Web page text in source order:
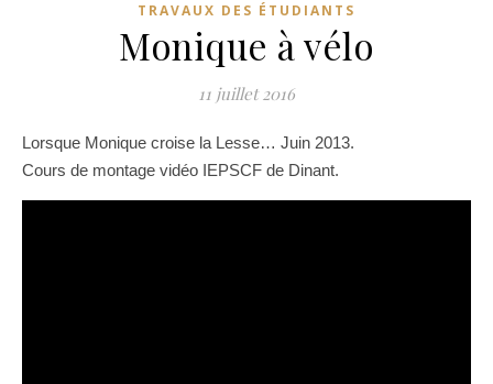
TRAVAUX DES ÉTUDIANTS
Monique à vélo
11 juillet 2016
Lorsque Monique croise la Lesse… Juin 2013.
Cours de montage vidéo IEPSCF de Dinant.